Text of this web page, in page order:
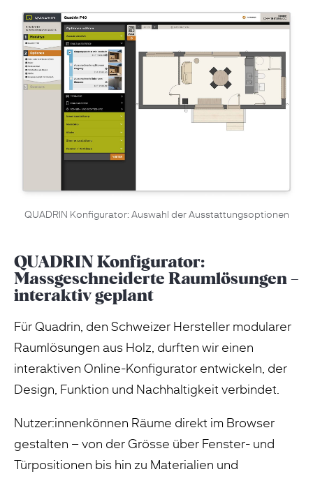
QUADRIN Konfigurator: Auswahl der Ausstattungsoptionen
QUADRIN Konfigurator:
Massgeschneiderte Raumlösungen –
interaktiv geplant
Für Quadrin, den Schweizer Hersteller modularer
Raumlösungen aus Holz, durften wir einen
interaktiven Online-Konfigurator entwickeln, der
Design, Funktion und Nachhaltigkeit verbindet.
Nutzer:innenkönnen Räume direkt im Browser
gestalten – von der Grösse über Fenster- und
Türpositionen bis hin zu Materialien und